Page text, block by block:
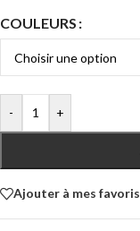
COULEURS
- +
Ajouter à mes favoris